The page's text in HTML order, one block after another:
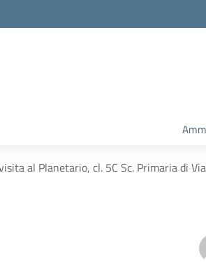
al Planetario, cl. 5C Sc. Primaria di